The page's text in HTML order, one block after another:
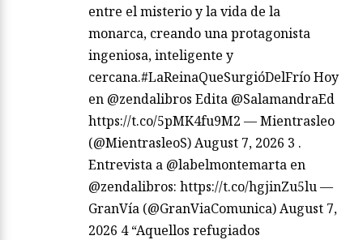
entre el misterio y la vida de la
monarca, creando una protagonista
ingeniosa, inteligente y
cercana.#LaReinaQueSurgióDelFrío Hoy
en @zendalibros Edita @SalamandraEd
https://t.co/5pMK4fu9M2 — Mientrasleo
(@MientrasleoS) August 7, 2026 3 .
Entrevista a @labelmontemarta en
@zendalibros: https://t.co/hgjinZu5lu —
GranVía (@GranViaComunica) August 7,
2026 4 “Aquellos refugiados